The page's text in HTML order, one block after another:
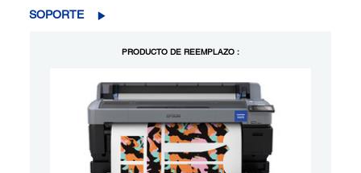
SOPORTE
PRODUCTO DE REEMPLAZO :